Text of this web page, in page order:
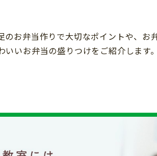
のお弁当作りで大切なポイントや、お
いいお弁当の盛りつけをご紹介します